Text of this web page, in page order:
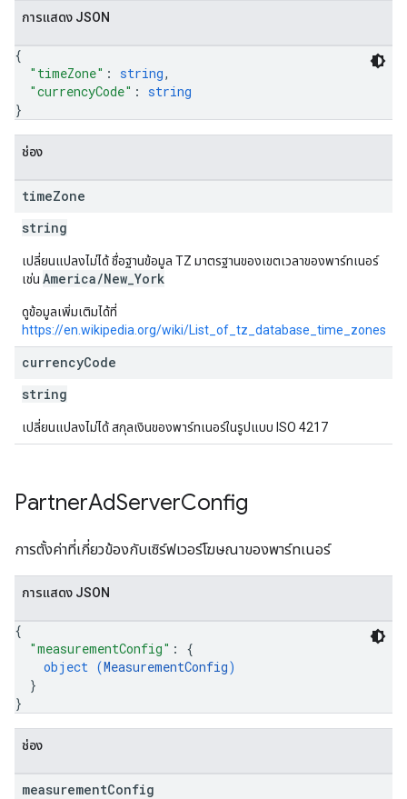
การแสดง JSON
{
"timeZone" : string,
"currencyCode" : string
}
ช่อง
timeZone
string
เปลี่ยนแปลงไม่ได้ ชื่อฐานข้อมูล TZ มาตรฐานของเขตเวลาของพาร์ทเนอร์
เช่น America/New_York
ดูข้อมูลเพิ่มเติมได้ที่
https://en.wikipedia.org/wiki/List_of_tz_database_time_zones
currencyCode
string
เปลี่ยนแปลงไม่ได้ สกุลเงินของพาร์ทเนอร์ในรูปแบบ ISO 4217
PartnerAdServerConfig
การตั้งค่าที่เกี่ยวข้องกับเซิร์ฟเวอร์โฆษณาของพาร์ทเนอร์
การแสดง JSON
{
"measurementConfig" : {
object (MeasurementConfig)
}
}
ช่อง
measurementConfig